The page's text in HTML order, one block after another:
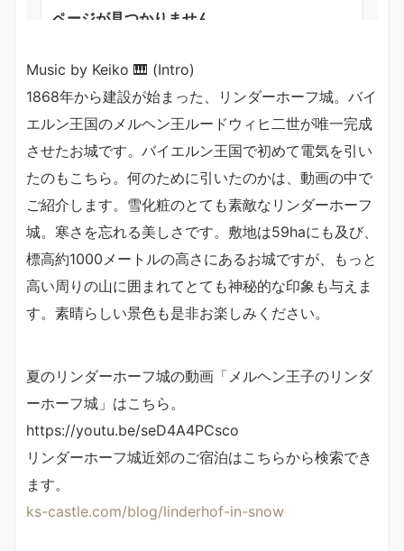
Music by Keiko 🎹 (Intro)
1868年から建設が始まった、リンダーホーフ城。バイ
エルン王国のメルヘン王ルードウィヒ二世が唯一完成
させたお城です。バイエルン王国で初めて電気を引い
たのもこちら。何のために引いたのかは、動画の中で
ご紹介します。雪化粧のとても素敵なリンダーホーフ
城。寒さを忘れる美しさです。敷地は59haにも及び、
標高約1000メートルの高さにあるお城ですが、もっと
高い周りの山に囲まれてとても神秘的な印象も与えま
す。素晴らしい景色も是非お楽しみください。
夏のリンダーホーフ城の動画「メルヘン王子のリンダ
ーホーフ城」はこちら。
https://youtu.be/seD4A4PCsco
リンダーホーフ城近郊のご宿泊はこちらから検索でき
ます。
ks-castle.com/blog/linderhof-in-snow